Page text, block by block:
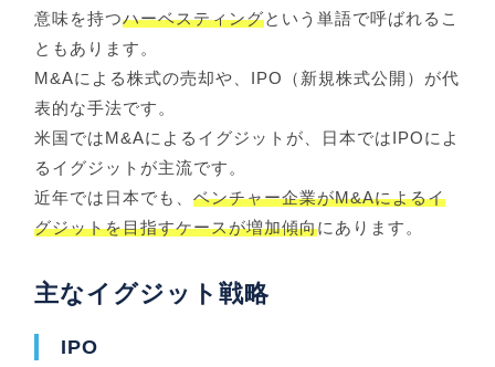
意味を持つハーベスティングという単語で呼ばれるこ
ともあります。
M&Aによる株式の売却や、IPO（新規株式公開）が代
表的な手法です。
米国ではM&Aによるイグジットが、日本ではIPOによ
るイグジットが主流です。
近年では日本でも、ベンチャー企業がM&Aによるイ
グジットを目指すケースが増加傾向にあります。
主なイグジット戦略
IPO